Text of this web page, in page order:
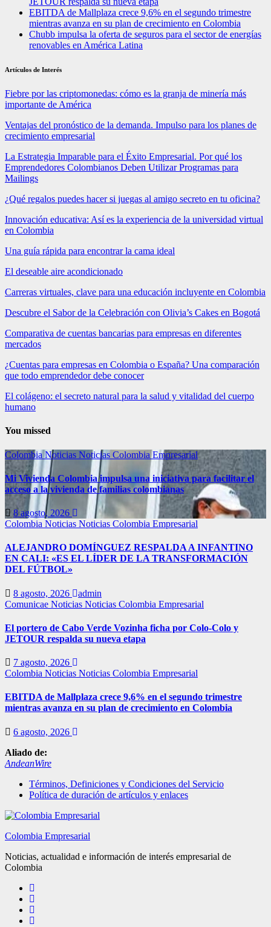
EBITDA de Mallplaza crece 9,6% en el segundo trimestre
mientras avanza en su plan de crecimiento en Colombia
Chubb impulsa la oferta de seguros para el sector de energías
renovables en América Latina
Artículos de Interés
Fiebre por las criptomonedas: cómo es la granja de minería más
importante de América
Ventajas del pronóstico de la demanda. Impulso para los planes de
crecimiento empresarial
La Estrategia Imparable para el Éxito Empresarial. Por qué los
Emprendedores Colombianos Deben Utilizar Programas para
Mailings
¿Qué regalos puedes hacer si juegas al amigo secreto en tu oficina?
Innovación educativa: Así es la experiencia de la universidad virtual
en Colombia
Una guía rápida para encontrar la cama ideal
El deseable aire acondicionado
Carreras virtuales, clave para una educación incluyente en Colombia
Descubre el Sabor de la Celebración con Olivia’s Cakes en Bogotá
Comparativa de cuentas bancarias para empresas en diferentes
mercados
¿Cuentas para empresas en Colombia o España? Una comparación
que todo emprendedor debe conocer
El colágeno: el secreto natural para la salud y vitalidad del cuerpo
humano
You missed
Colombia Noticias Noticias Colombia Empresarial
Mi Vivienda Colombia impulsa una iniciativa para facilitar el
acceso a la vivienda de familias colombianas
8 agosto, 2026
Colombia Noticias Noticias Colombia Empresarial
ALEJANDRO DOMÍNGUEZ RESPALDA A INFANTINO
EN CALI: «ES EL LÍDER DE LA TRANSFORMACIÓN
DEL FÚTBOL»
8 agosto, 2026
admin
Comunicae Noticias Noticias Colombia Empresarial
El portero de Cabo Verde Vozinha ficha por Colo-Colo y
JETOUR respalda su nueva etapa
7 agosto, 2026
Colombia Noticias Noticias Colombia Empresarial
EBITDA de Mallplaza crece 9,6% en el segundo trimestre
mientras avanza en su plan de crecimiento en Colombia
6 agosto, 2026
Aliado de:
AndeanWire
Términos, Definiciones y Condiciones del Servicio
Política de duración de artículos y enlaces
Colombia Empresarial
Noticias, actualidad e información de interés empresarial de
Colombia